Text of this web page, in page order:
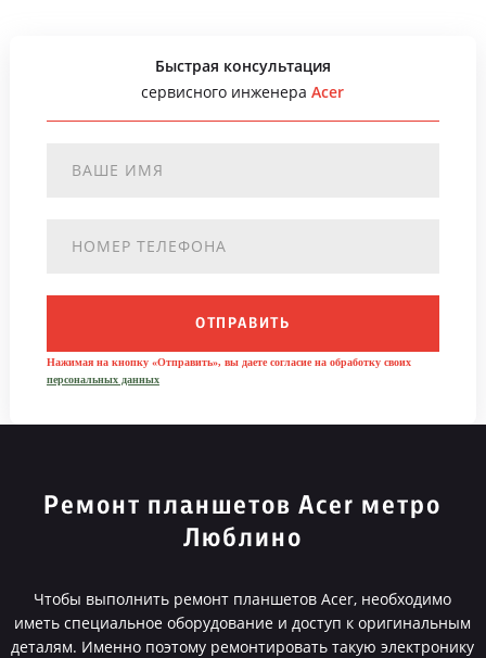
Быстрая консультация
сервисного инженераAcer
ОТПРАВИТЬ
Нажимая на кнопку «Отправить», вы даете согласие на обработку своих
персональных данных
Ремонт планшетов Acer метро
Люблино
Чтобы выполнить ремонт планшетов Acer, необходимо
иметь специальное оборудование и доступ к оригинальным
деталям. Именно поэтому ремонтировать такую электронику